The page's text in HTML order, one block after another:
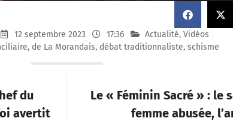
12 septembre 2023 17:36 Actualité,Vidéos
, de La Morandais, débat traditionnaliste,schisme
du
avertit
Le « Féminin Sacré » : le
femme abusée,